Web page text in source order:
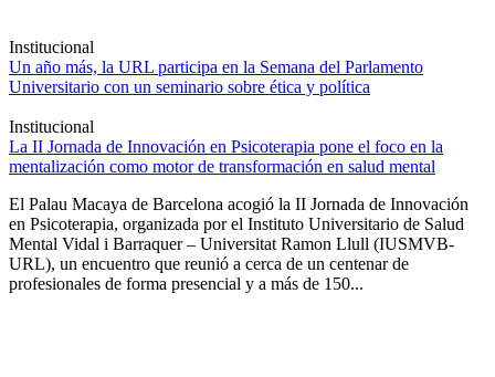
Institucional
Un año más, la URL participa en la Semana del Parlamento
Universitario con un seminario sobre ética y política
Institucional
La II Jornada de Innovación en Psicoterapia pone el foco en la
mentalización como motor de transformación en salud mental
El Palau Macaya de Barcelona acogió la II Jornada de Innovación
en Psicoterapia, organizada por el Instituto Universitario de Salud
Mental Vidal i Barraquer – Universitat Ramon Llull (IUSMVB-
URL), un encuentro que reunió a cerca de un centenar de
profesionales de forma presencial y a más de 150...